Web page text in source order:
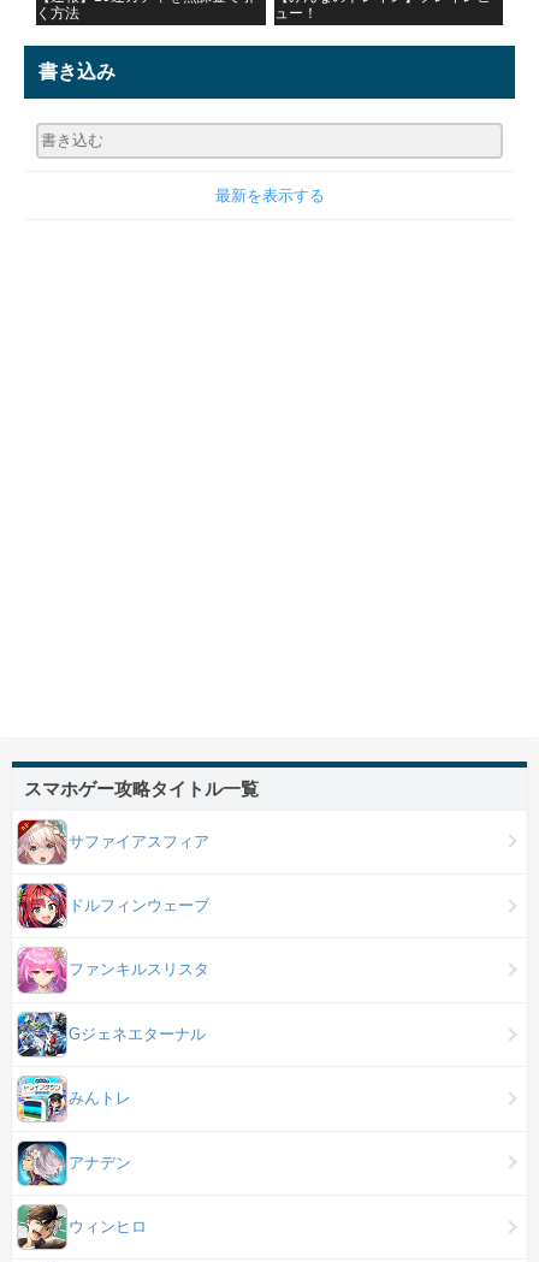
く方法
ュー！
書き込み
最新を表示する
スマホゲー攻略タイトル一覧
サファイアスフィア
ドルフィンウェーブ
ファンキルスリスタ
Gジェネエターナル
みんトレ
アナデン
ウィンヒロ